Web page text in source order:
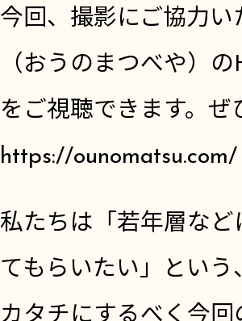
今回、撮影にご協力
（おうのまつべや）
をご視聴できます。ぜ
https://ounomatsu.com/
私たちは「若年層な
てもらいたい」とい
カタチにするべく今